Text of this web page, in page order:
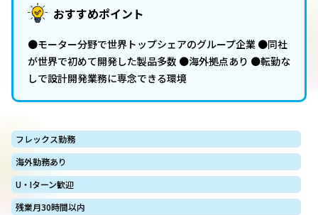
おすすめポイント
●モーター分野で世界トップシェアのグループ企業 ●同社
が世界で初めて開発した製品多数 ●海外拠点あり ●転勤な
しで設計開発業務に専念できる環境
フレックス勤務
海外勤務あり
U・Iターン歓迎
残業月30時間以内